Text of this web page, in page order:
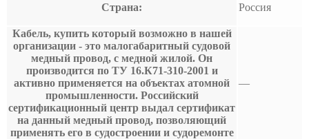
Страна: Россия
Кабель, купить который возможно в нашей
организации - это малогабаритный судовой
медный провод, с медной жилой. Он
производится по ТУ 16.К71-310-2001 и
активно применяется на объектах атомной
промышленности. Российский
сертификационный центр выдал сертификат
на данный медный провод, позволяющий
применять его в судостроении и судоремонте
—